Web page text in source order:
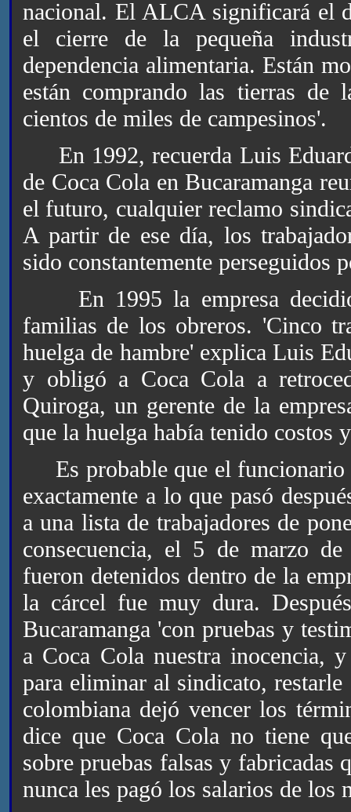
nacional. El ALCA significará el
el cierre de la pequeña
dependencia alimentaria. Están
están comprando las tierras de
cientos de miles de campesinos'.
En 1992, recuerda Luis
de Coca Cola en Bucaramanga
el futuro, cualquier reclamo
A partir de ese día, los
sido constantemente perseguidos
En 1995 la empresa decidió
familias de los obreros. 'Cinco
huelga de hambre' explica Luis
y obligó a Coca Cola a
Quiroga, un gerente de la
que la huelga había tenido costos
Es probable que el funcionario
exactamente a lo que pasó
a una lista de trabajadores de
consecuencia, el 5 de marzo
fueron detenidos dentro de la
la cárcel fue muy dura.
Bucaramanga 'con pruebas y
a Coca Cola nuestra inocencia,
para eliminar al sindicato,
colombiana dejó vencer los
dice que Coca Cola no tiene
sobre pruebas falsas y fabricadas
nunca les pagó los salarios de los